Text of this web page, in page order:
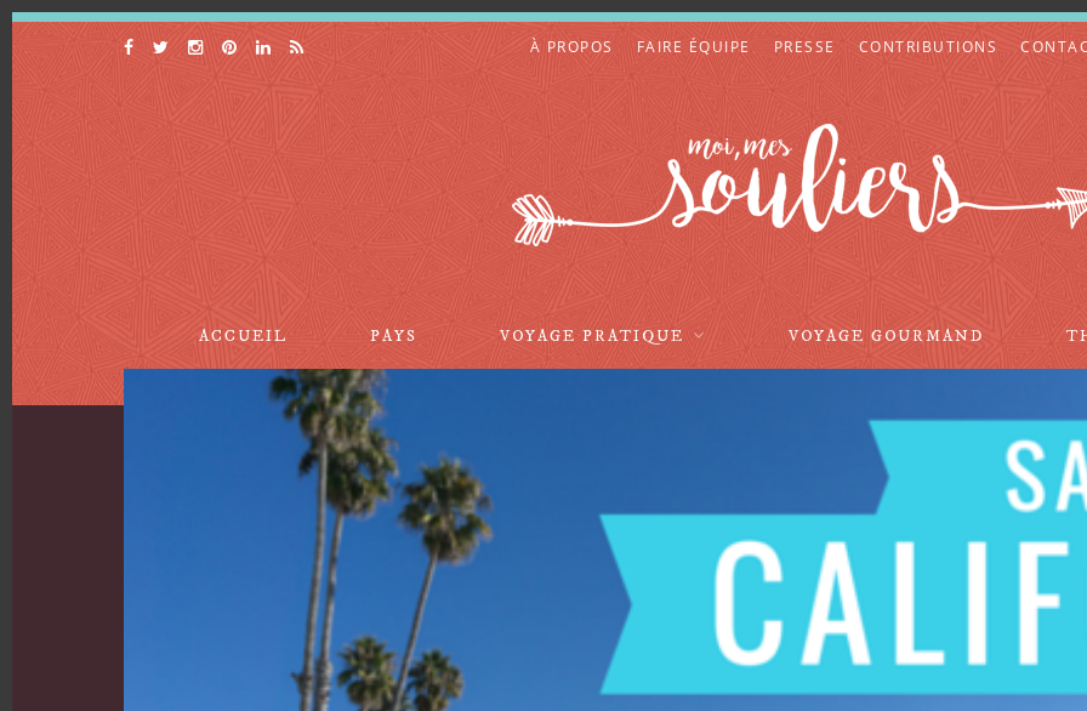
À PROPOS FAIRE ÉQUIPE PRESSE CONTRIBUTIONS
ACCUEIL PAYS VOYAGE PRATIQUE VOYAGE GOURMAND